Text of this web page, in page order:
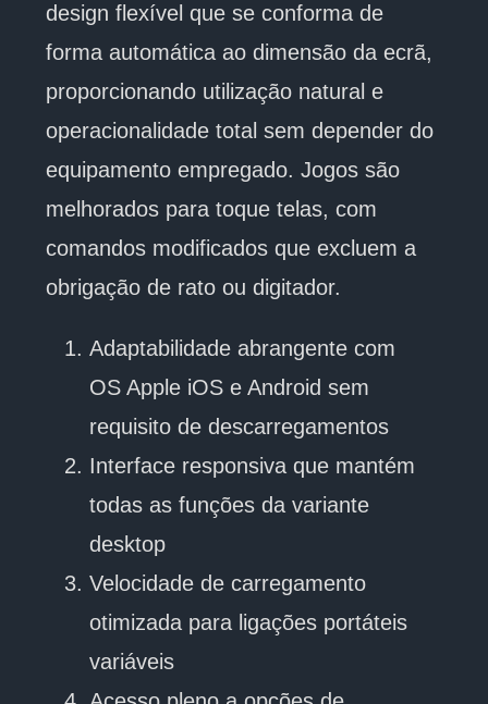
design flexível que se conforma de
forma automática ao dimensão da ecrã,
proporcionando utilização natural e
operacionalidade total sem depender do
equipamento empregado. Jogos são
melhorados para toque telas, com
comandos modificados que excluem a
obrigação de rato ou digitador.
Adaptabilidade abrangente com
OS Apple iOS e Android sem
requisito de descarregamentos
Interface responsiva que mantém
todas as funções da variante
desktop
Velocidade de carregamento
otimizada para ligações portáteis
variáveis